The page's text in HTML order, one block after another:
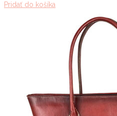
Pridať do košíka